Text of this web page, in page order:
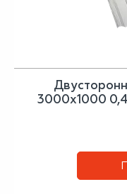
3000х1000